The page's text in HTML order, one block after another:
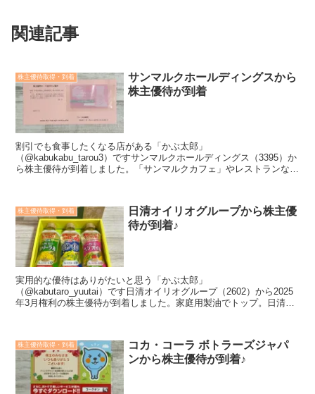
関連記事
株主優待取得・到着
サンマルクホールディングスから
株主優待が到着
割引でも食事したくなる店がある「かぶ太郎」
（@kabukabu_tarou3）ですサンマルクホールディングス（3395）か
ら株主優待が到着しました。「サンマルクカフェ」やレストランなど
株主優待取得・到着
日清オイリオグループから株主優
待が到着♪
実用的な優待はありがたいと思う「かぶ太郎」
（@kabutaro_yuutai）です日清オイリオグループ（2602）から2025
年3月権利の株主優待が到着しました。家庭用製油でトップ。日清、
株主優待取得・到着
コカ・コーラ ボトラーズジャパ
ンから株主優待が到着♪